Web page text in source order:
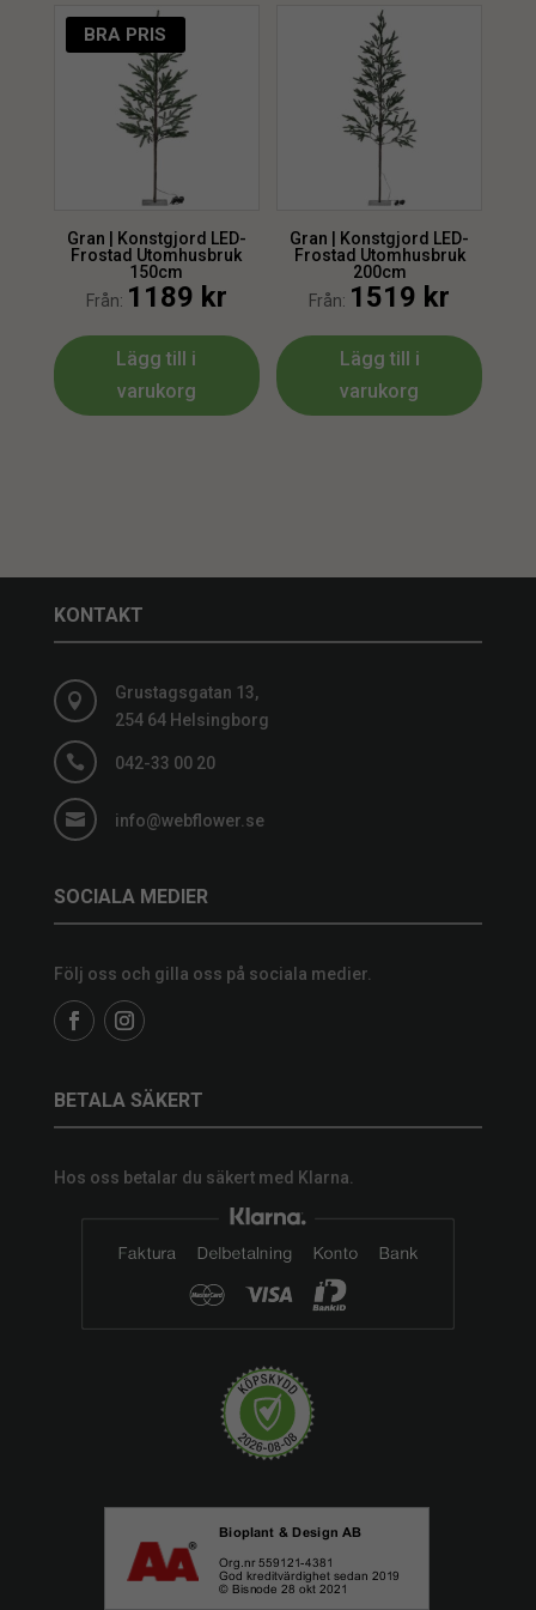
BRA PRIS
Gran | Konstgjord LED-
Frostad Utomhusbruk
150cm
Från: 1189 kr
Lägg till i
varukorg
Gran | Konstgjord LED-
Frostad Utomhusbruk
200cm
Från: 1519 kr
Lägg till i
varukorg
KONTAKT

Grustagsgatan 13,
254 64 Helsingborg
 042-33 00 20
 info@webflower.se
SOCIALA MEDIER
Följ oss och gilla oss på sociala medier.
BETALA SÄKERT
Hos oss betalar du säkert med Klarna.